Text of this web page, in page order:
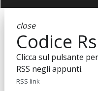
close
Codice
Clicca sul pulsante
RSS negli appunti.
RSS link